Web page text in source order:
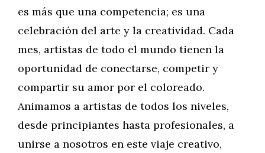
es más que una competencia; es una
celebración del arte y la creatividad. Cada
mes, artistas de todo el mundo tienen la
oportunidad de conectarse, competir y
compartir su amor por el coloreado.
Animamos a artistas de todos los niveles,
desde principiantes hasta profesionales, a
unirse a nosotros en este viaje creativo,